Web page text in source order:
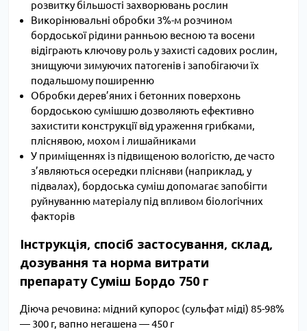
розвитку більшості захворювань рослин
Викорінювальні обробки 3%-м розчином
бордоської рідини ранньою весною та восени
відіграють ключову роль у захисті садових рослин,
знищуючи зимуючих патогенів і запобігаючи їх
подальшому поширенню
Обробки дерев’яних і бетонних поверхонь
бордоською сумішшю дозволяють ефективно
захистити конструкції від ураження грибками,
пліснявою, мохом і лишайниками
У приміщеннях із підвищеною вологістю, де часто
з’являються осередки плісняви (наприклад, у
підвалах), бордоська суміш допомагає запобігти
руйнуванню матеріалу під впливом біологічних
факторів
Інструкція, спосіб застосування, склад,
дозування та норма витрати
препарату Суміш Бордо 750 г
Діюча речовина: мідний купорос (сульфат міді) 85-98%
— 300 г, вапно негашена — 450 г